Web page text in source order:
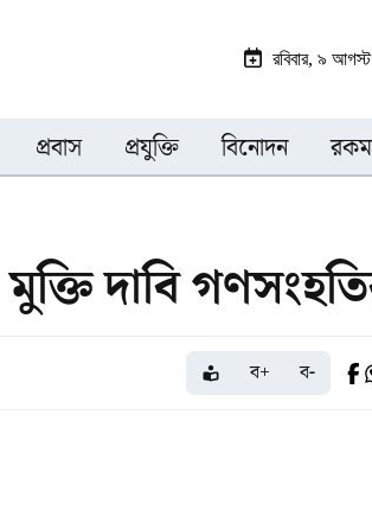
রবিবার, ৯
প্রবাস প্রযুক্তি বিনোদন
দাবি
ব+ ব-